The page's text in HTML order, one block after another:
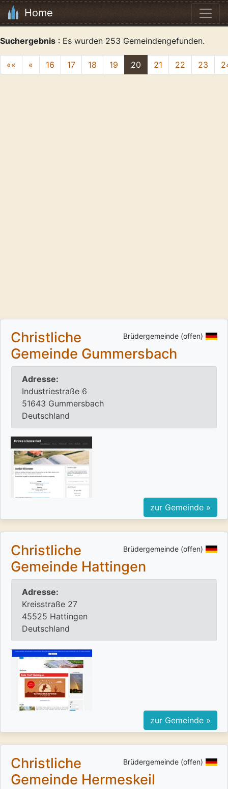
Home
Suchergebnis : Es wurden 253 Gemeindengefunden.
«« « 16 17 18 19 20 21 22 23
Brüdergemeinde (offen)
Christliche
Gemeinde Gummersbach
Adresse:
Industriestraße 6
51643 Gummersbach
Deutschland
zur Gemeinde »
Brüdergemeinde (offen)
Christliche
Gemeinde Hattingen
Adresse:
Kreisstraße 27
45525 Hattingen
Deutschland
zur Gemeinde »
Brüdergemeinde (offen)
Christliche
Gemeinde Hermeskeil